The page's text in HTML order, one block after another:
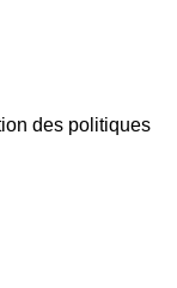
des politiques